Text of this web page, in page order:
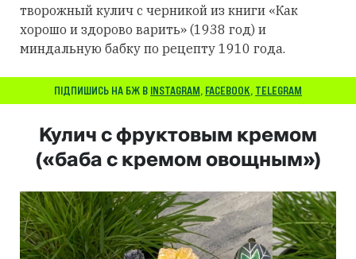
творожный кулич с черникой из книги «Как
хорошо и здорово варить» (1938 год) и
миндальную бабку по рецепту 1910 года.
ПІДПИШИСЬ НА БЖ В INSTAGRAM, FACEBOOK, TELEGRAM
Кулич с фруктовым кремом
(«баба с кремом овощным»)